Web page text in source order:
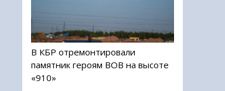
В КБР отремонтировали
памятник героям ВОВ на высоте
«910»